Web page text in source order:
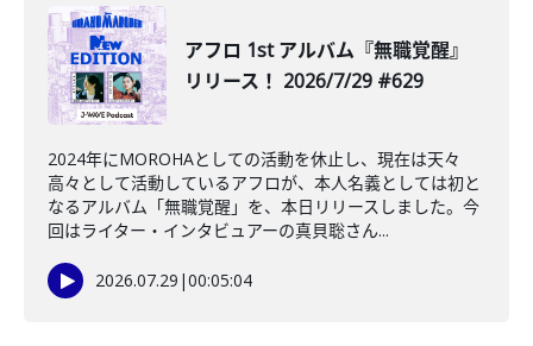
アフロ 1st アルバム『無職覚醒』
リリース！ 2026/7/29 #629
2024年にMOROHAとしての活動を休止し、現在は天々
高々として活動しているアフロが、本人名義としては初と
なるアルバム「無職覚醒」を、本日リリースしました。今
回はライター・インタビュアーの真貝聡さん...
2026.07.29 |00:05:04